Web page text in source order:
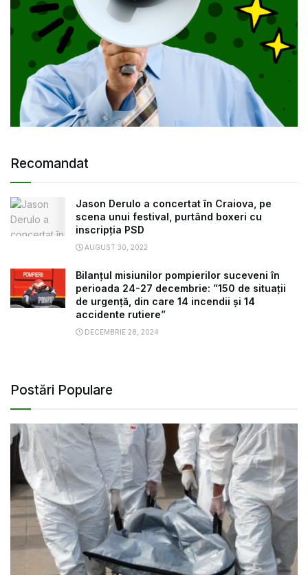
Recomandat
Jason Derulo a concertat în Craiova, pe
scena unui festival, purtând boxeri cu
inscripția PSD
AUGUST 30, 2022
Bilanțul misiunilor pompierilor suceveni în
perioada 24-27 decembrie: ”150 de situații
de urgență, din care 14 incendii și 14
accidente rutiere”
DECEMBRIE 28, 2024
Postări Populare